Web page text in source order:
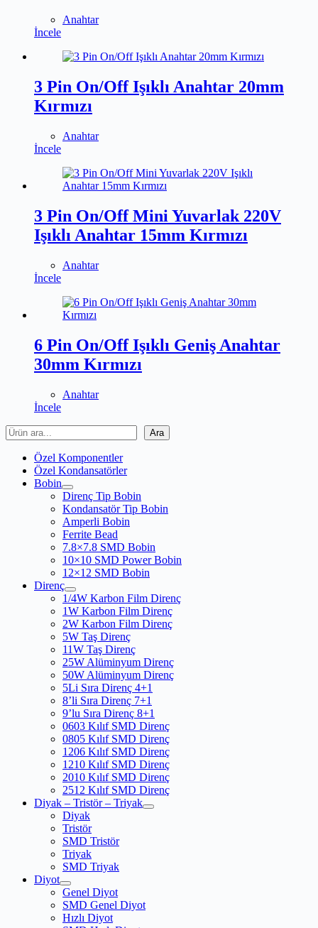
Anahtar
İncele
3 Pin On/Off Işıklı Anahtar 20mm
Kırmızı
Anahtar
İncele
3 Pin On/Off Mini Yuvarlak 220V
Işıklı Anahtar 15mm Kırmızı
Anahtar
İncele
6 Pin On/Off Işıklı Geniş Anahtar
30mm Kırmızı
Anahtar
İncele
Ara
Ara
Özel Komponentler
Özel Kondansatörler
Bobin
Direnç Tip Bobin
Kondansatör Tip Bobin
Amperli Bobin
Ferrite Bead
7.8×7.8 SMD Bobin
10×10 SMD Power Bobin
12×12 SMD Bobin
Direnç
1/4W Karbon Film Direnç
1W Karbon Film Direnç
2W Karbon Film Direnç
5W Taş Direnç
11W Taş Direnç
25W Alüminyum Direnç
50W Alüminyum Direnç
5Li Sıra Direnç 4+1
8’li Sıra Direnç 7+1
9’lu Sıra Direnç 8+1
0603 Kılıf SMD Direnç
0805 Kılıf SMD Direnç
1206 Kılıf SMD Direnç
1210 Kılıf SMD Direnç
2010 Kılıf SMD Direnç
2512 Kılıf SMD Direnç
Diyak – Tristör – Triyak
Diyak
Tristör
SMD Tristör
Triyak
SMD Triyak
Diyot
Genel Diyot
SMD Genel Diyot
Hızlı Diyot